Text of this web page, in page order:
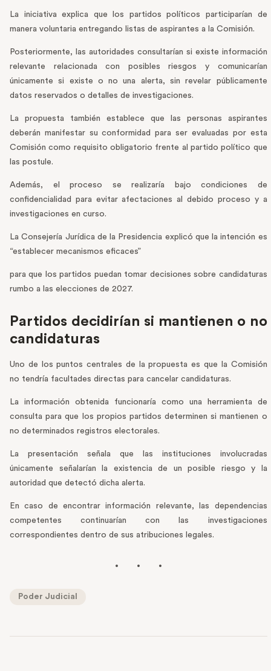
La iniciativa explica que los partidos políticos participarían de
manera voluntaria entregando listas de aspirantes a la Comisión.
Posteriormente, las autoridades consultarían si existe información
relevante relacionada con posibles riesgos y comunicarían
únicamente si existe o no una alerta, sin revelar públicamente
datos reservados o detalles de investigaciones.
La propuesta también establece que las personas aspirantes
deberán manifestar su conformidad para ser evaluadas por esta
Comisión como requisito obligatorio frente al partido político que
las postule.
Además, el proceso se realizaría bajo condiciones de
confidencialidad para evitar afectaciones al debido proceso y a
investigaciones en curso.
La Consejería Jurídica de la Presidencia explicó que la intención es
“establecer mecanismos eficaces”
para que los partidos puedan tomar decisiones sobre candidaturas
rumbo a las elecciones de 2027.
Partidos decidirían si mantienen o no
candidaturas
Uno de los puntos centrales de la propuesta es que la Comisión
no tendría facultades directas para cancelar candidaturas.
La información obtenida funcionaría como una herramienta de
consulta para que los propios partidos determinen si mantienen o
no determinados registros electorales.
La presentación señala que las instituciones involucradas
únicamente señalarían la existencia de un posible riesgo y la
autoridad que detectó dicha alerta.
En caso de encontrar información relevante, las dependencias
competentes continuarían con las investigaciones
correspondientes dentro de sus atribuciones legales.
Poder Judicial